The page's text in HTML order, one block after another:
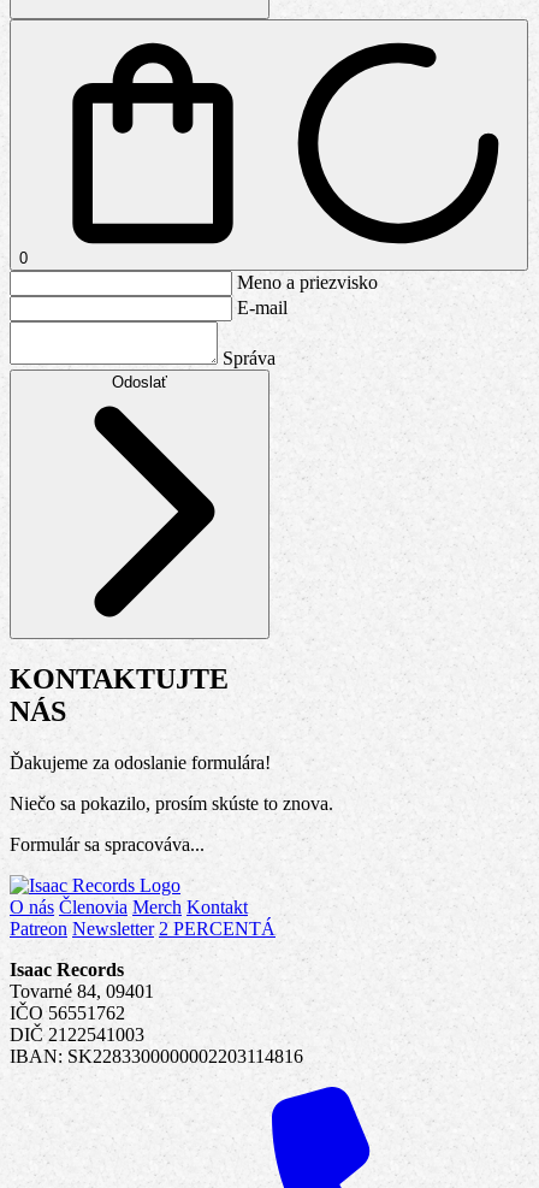
0
Meno a priezvisko
E-mail
Správa
Odoslať
KONTAKTUJTE
NÁS
Ďakujeme za odoslanie formulára!
Niečo sa pokazilo, prosím skúste to znova.
Formulár sa spracováva...
O nás Členovia Merch Kontakt
Patreon Newsletter 2 PERCENTÁ
Isaac Records
Tovarné 84, 09401
IČO 56551762
DIČ 2122541003
IBAN: SK2283300000002203114816